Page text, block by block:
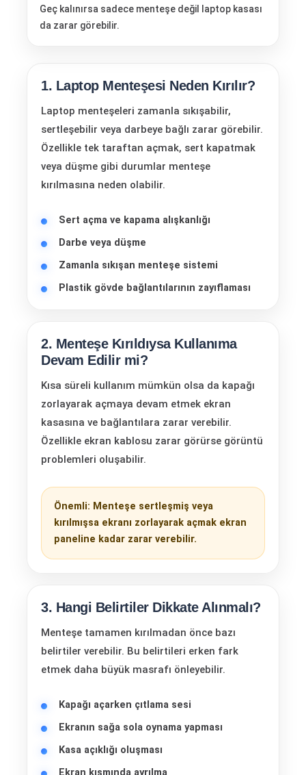
Geç kalınırsa sadece menteşe değil laptop kasası
da zarar görebilir.
1. Laptop Menteşesi Neden Kırılır?
Laptop menteşeleri zamanla sıkışabilir,
sertleşebilir veya darbeye bağlı zarar görebilir.
Özellikle tek taraftan açmak, sert kapatmak
veya düşme gibi durumlar menteşe
kırılmasına neden olabilir.
Sert açma ve kapama alışkanlığı
Darbe veya düşme
Zamanla sıkışan menteşe sistemi
Plastik gövde bağlantılarının zayıflaması
2. Menteşe Kırıldıysa Kullanıma
Devam Edilir mi?
Kısa süreli kullanım mümkün olsa da kapağı
zorlayarak açmaya devam etmek ekran
kasasına ve bağlantılara zarar verebilir.
Özellikle ekran kablosu zarar görürse görüntü
problemleri oluşabilir.
Önemli: Menteşe sertleşmiş veya
kırılmışsa ekranı zorlayarak açmak ekran
paneline kadar zarar verebilir.
3. Hangi Belirtiler Dikkate Alınmalı?
Menteşe tamamen kırılmadan önce bazı
belirtiler verebilir. Bu belirtileri erken fark
etmek daha büyük masrafı önleyebilir.
Kapağı açarken çıtlama sesi
Ekranın sağa sola oynama yapması
Kasa açıklığı oluşması